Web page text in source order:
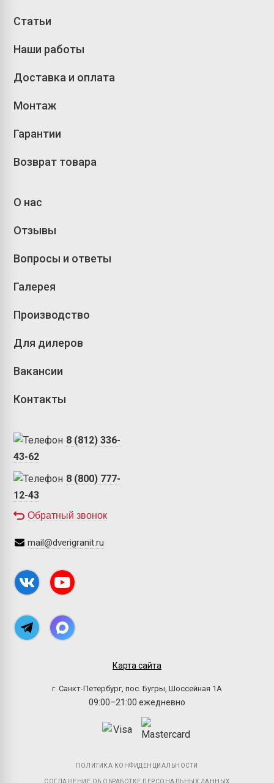
Статьи
Наши работы
Доставка и оплата
Монтаж
Гарантии
Возврат товара
О нас
Отзывы
Вопросы и ответы
Галерея
Производство
Для дилеров
Вакансии
Контакты
8 (812) 336-
43-62
8 (800) 777-
12-43
Обратный звонок
mail@dverigranit.ru
Карта сайта
г. Санкт-Петербург, пос. Бугры, Шоссейная 1А
09:00–21:00 ежедневно
ПОЛИТИКА КОНФИДЕНЦИАЛЬНОСТИ
СОГЛАШЕНИЕ ОБ ОБРАБОТКЕ ПЕРСОНАЛЬНЫХ ДАННЫХ